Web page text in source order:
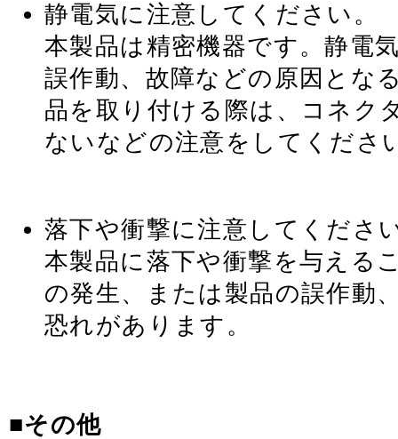
静電気に注意してください。
本製品は精密機器です。静電
誤作動、故障などの原因とな
品を取り付ける際は、コネク
ないなどの注意をしてくださ
落下や衝撃に注意してくださ
本製品に落下や衝撃を与える
の発生、または製品の誤作動
恐れがあります。
■その他